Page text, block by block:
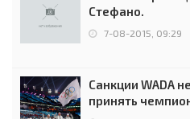
Стефано.
7-08-2015, 09:29
Санкции WADA
принять